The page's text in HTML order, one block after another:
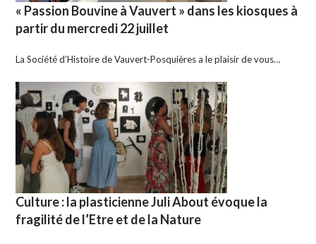
« Passion Bouvine à Vauvert » dans les kiosques à
partir du mercredi 22 juillet
La Société d’Histoire de Vauvert-Posquières a le plaisir de vous…
Culture : la plasticienne Juli About évoque la
fragilité de l’Etre et de la Nature